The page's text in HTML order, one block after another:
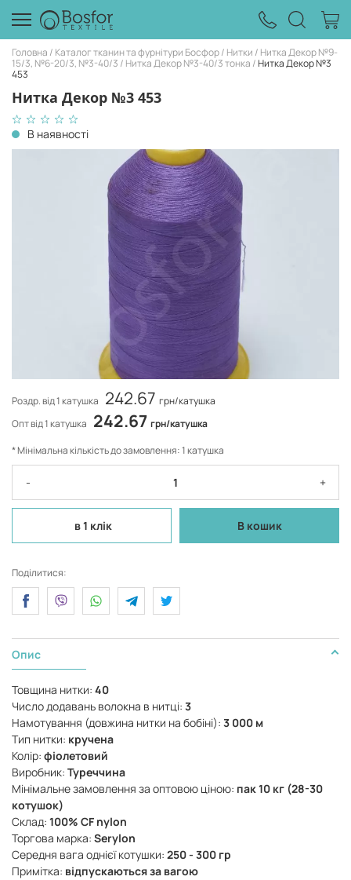
Головна Каталог тканин та фурнітури Босфор Нитки
Нитка Декор №9-
15/3, №6-20/3, №3-40/3
Нитка Декор №3-40/3 тонка Нитка Декор №3
453
Нитка Декор №3 453
В наявності
Роздр. від 1 катушка 242.67 грн/катушка
Опт від 1 катушка 242.67 грн/катушка
* Мінімальна кількість до замовлення: 1 катушка
- +
в 1 клік В кошик
Поділитися:
Опис
Товщина нитки: 40
Число додавань волокна в нитці: 3
Намотування (довжина нитки на бобіні): 3 000 м
Тип нитки: кручена
Колір: фіолетовий
Виробник: Туреччина
Мінімальне замовлення за оптовою ціною: пак 10 кг (28-30
котушок)
Склад: 100% CF nylon
Торгова марка: Serylon
Середня вага однієї котушки: 250 - 300 гр
Примітка: відпускаються за вагою